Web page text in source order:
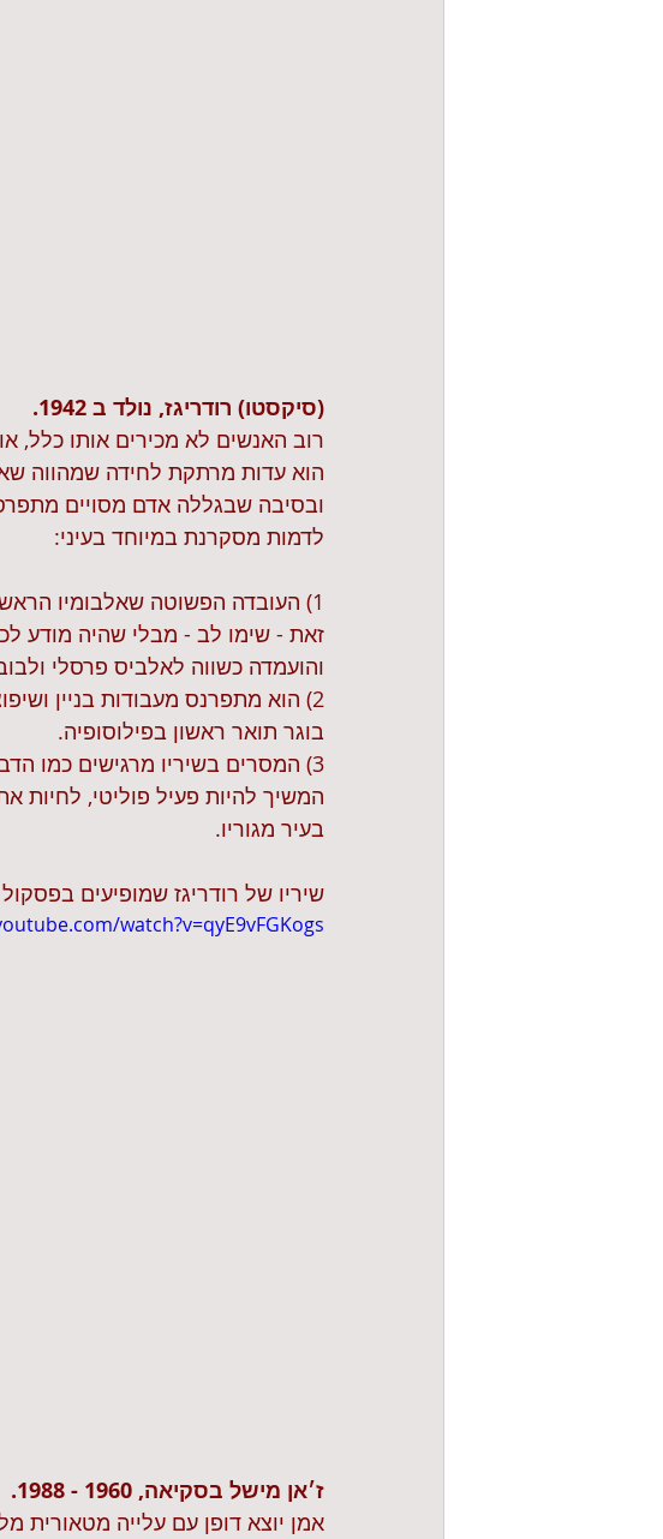
(סיקסטו) רודריגז, נולד ב 1942.
רוב האנשים לא מכירים אותו כלל,
הוא עדות מרתקת לחידה שמהווה
לדמות מסקרנת במיוחד בעיני:
1) העובדה הפשוטה שאלבומיו
זאת - שימו לב - מבלי שהיה מודע
והועמדה כשווה לאלביס פרסלי
2) הוא מתפרנס מעבודות בניין
בוגר תואר ראשון בפילוסופיה.
3) המסרים בשיריו מרגישים כמו
המשיך להיות פעיל פוליטי, לחיות
בעיר מגוריו.
שיריו של רודריגז שמופיעים
watch?v=qyE9vFGKogs
ז׳אן מישל בסקיאה, 1960 - 1988.